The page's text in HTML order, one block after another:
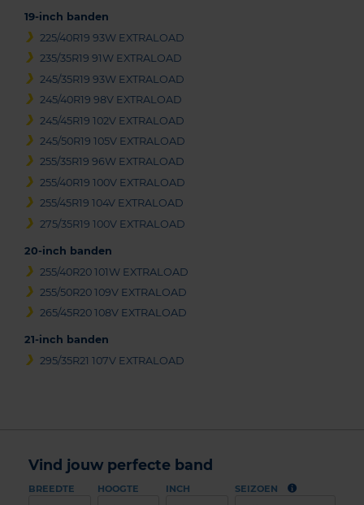
19-inch banden
225/40R19 93W EXTRALOAD
235/35R19 91W EXTRALOAD
245/35R19 93W EXTRALOAD
245/40R19 98V EXTRALOAD
245/45R19 102V EXTRALOAD
245/50R19 105V EXTRALOAD
255/35R19 96W EXTRALOAD
255/40R19 100V EXTRALOAD
255/45R19 104V EXTRALOAD
275/35R19 100V EXTRALOAD
20-inch banden
255/40R20 101W EXTRALOAD
255/50R20 109V EXTRALOAD
265/45R20 108V EXTRALOAD
21-inch banden
295/35R21 107V EXTRALOAD
Vind jouw perfecte band
BREEDTE HOOGTE INCH SEIZOEN